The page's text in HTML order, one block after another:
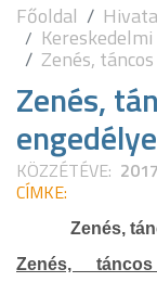
Főoldal
Zenés,
Zenés,
KÖZZÉTÉVE:
CÍMKE:
Zenés,
Zenés,